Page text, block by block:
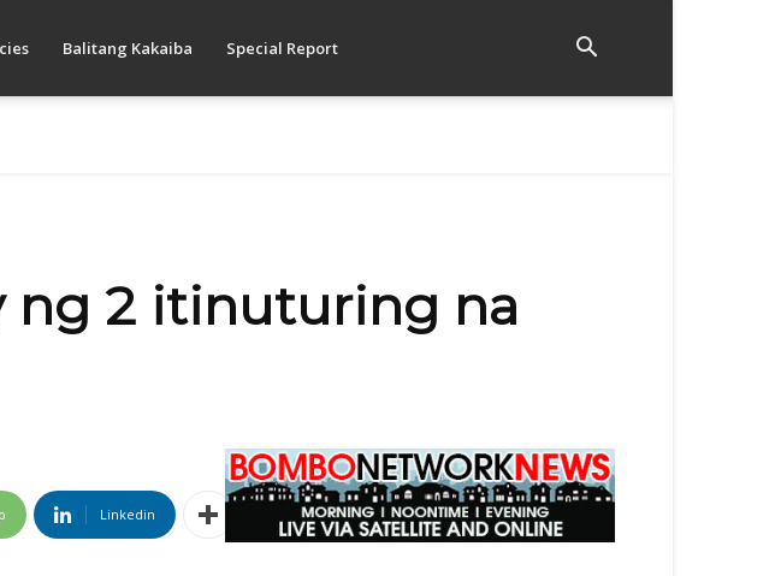
Balitang Kakaiba Special Report
ng 2 itinuturing na
Linkedin